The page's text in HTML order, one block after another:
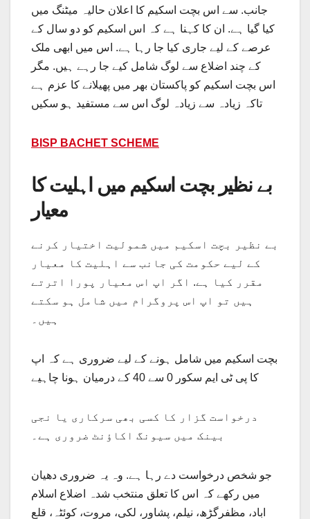
جانب. سے اس بچت اسکیم کا اعلان حالیہ میٹنگ میں
کیا گیا ہے. ان کا کہنا ہے کہ اس اسکیم کو دو سال کے
عرصے کے لیے جاری کیا جا رہا ہے. اس میں ابھی ملک
کے چند اضلاع سے لوگ شامل کیے جا رہے ہیں. مگر
اس بچت اسکیم کو پاکستان بھر میں پھیلانے کا عزم ہے
تاکہ زیادہ سے زیادہ لوگ اس سے مستفید ہو سکیں
BISP BACHET SCHEME
بے نظیر بچت اسکیم میں اہلیت کا
بے نظیر بچت اسکیم میں شمولیت اختیار کرنے
کے لیے حکومت کی جانب سے اہلیت کا معیار
مقرر کیا ہے. اگر اپ اس معیار پورا اترتے
ہیں تو اپ اس پروگرام میں شامل ہو سکتے
ہیں۔
بچت اسکیم میں شامل ہونے کے لیے ضروری ہے کہ اپ
کا پی ٹی ایم سکور 0 سے 40 کے درمیان ہونا چاہیے
درخواست گزار کا کسی بھی سرکاری یا نجی
بینک میں سیونگ اکاؤنٹ ضروری ہے۔
جو شخص درخواست دے رہا ہے. وہ یہ ضروری دھیان
میں رکھے کہ اس کا تعلق منتخب شدہ اضلاع اسلام
اباد، مظفرگڑھ، نیلم، پشاور، لکی، مروت، کوئٹہ، قلع